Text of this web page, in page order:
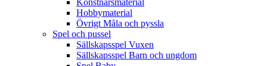
Konstnärsmaterial
Hobbymaterial
Övrigt Måla och pyssla
Spel och pussel
Sällskapsspel Vuxen
Sällskapsspel Barn och ungdom